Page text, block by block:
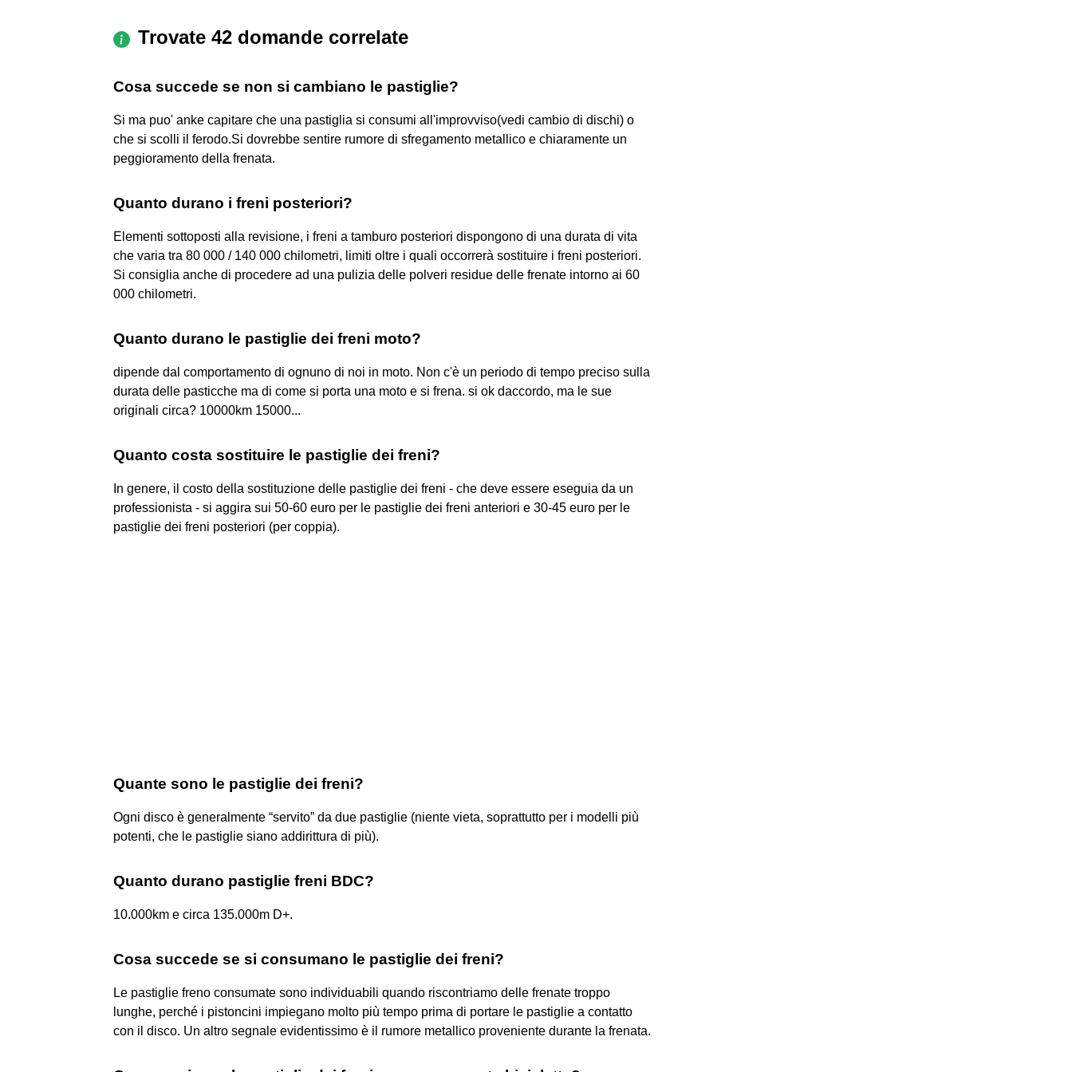
Trovate 42 domande correlate
Cosa succede se non si cambiano le pastiglie?
Si ma puo' anke capitare che una pastiglia si consumi all'improvviso(vedi cambio di dischi) o
che si scolli il ferodo.Si dovrebbe sentire rumore di sfregamento metallico e chiaramente un
peggioramento della frenata.
Quanto durano i freni posteriori?
Elementi sottoposti alla revisione, i freni a tamburo posteriori dispongono di una durata di vita
che varia tra 80 000 / 140 000 chilometri, limiti oltre i quali occorrerà sostituire i freni posteriori.
Si consiglia anche di procedere ad una pulizia delle polveri residue delle frenate intorno ai 60
000 chilometri.
Quanto durano le pastiglie dei freni moto?
dipende dal comportamento di ognuno di noi in moto. Non c'è un periodo di tempo preciso sulla
durata delle pasticche ma di come si porta una moto e si frena. si ok daccordo, ma le sue
originali circa? 10000km 15000...
Quanto costa sostituire le pastiglie dei freni?
In genere, il costo della sostituzione delle pastiglie dei freni - che deve essere eseguia da un
professionista - si aggira sui 50-60 euro per le pastiglie dei freni anteriori e 30-45 euro per le
pastiglie dei freni posteriori (per coppia).
Quante sono le pastiglie dei freni?
Ogni disco è generalmente “servito” da due pastiglie (niente vieta, soprattutto per i modelli più
potenti, che le pastiglie siano addirittura di più).
Quanto durano pastiglie freni BDC?
10.000km e circa 135.000m D+.
Cosa succede se si consumano le pastiglie dei freni?
Le pastiglie freno consumate sono individuabili quando riscontriamo delle frenate troppo
lunghe, perché i pistoncini impiegano molto più tempo prima di portare le pastiglie a contatto
con il disco. Un altro segnale evidentissimo è il rumore metallico proveniente durante la frenata.